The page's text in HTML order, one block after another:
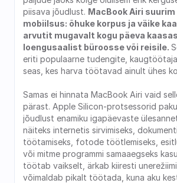
piisava jõudlust. MacBook Airi suurim
mobiilsus: õhuke korpus ja väike
arvutit mugavalt kogu päeva kaasas
loengusaalist büroosse või reisile.
eriti populaarne tudengite,
seas, kes harva töötavad ainult ühes
Samas ei hinnata MacBook Airi vaid
pärast. Apple Silicon-protsessorid
jõudlust enamiku igapäevaste
näiteks internetis sirvimiseks,
töötamiseks, fotode töötlemiseks,
või mitme programmi samaaegseks
töötab vaikselt, ärkab kiiresti
võimaldab pikalt töötada, kuna aku